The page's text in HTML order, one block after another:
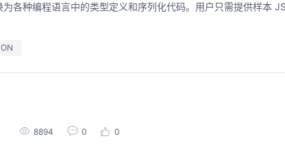
各种编程语言中的类型定义和序列化代码。用户只需提供样本
8894 0 0